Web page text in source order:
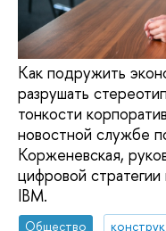
Как подружить
разрушать
тонкости
новостной службе
Корженевская,
цифровой
IBM.
Общество